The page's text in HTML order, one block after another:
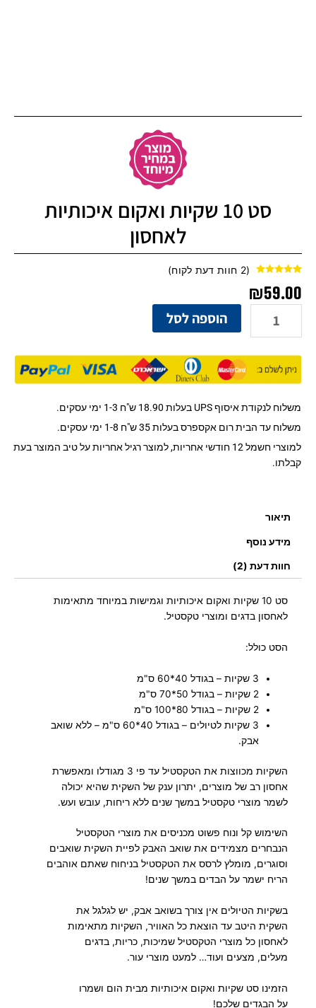
סט 10 שקיות ואקום איכותיות
לאחסון
מתוך 5 מבוסס
עלדירוגים של
לקוחות
(
2 חוות דעת לקוח)
₪59.00
10
שקיות
איכותיות
הוספה לסל
משלוח לנקודת איסוף UPS בעלות 18.90 ש"ח 1-3 ימי עסקים.
משלוח עד הבית רום אקספרס בעלות 35 ש"ח 1-8 ימי עסקים.
למוצרי חשמל 12 חודשי אחריות, למוצר רגיל אחריות על טיב המוצר בעת
קבלתו.
תיאור
מידע נוסף
חוות דעת (2)
סט 10 שקיות ואקום איכותיות וגמישות במיוחד מתאימות
לאחסון בדגים ומוצרי טקסטיל.
הסט כולל:
3 שקיות – בגודל 40*60 ס"מ
2 שקיות – בגודל 50*70 ס"מ
2 שקיות – בגודל 80*100 ס"מ
3 שקיות לטיולים – בגודל 40*60 ס"מ – ללא שואב
אבק.
השקיות מכווצות את הטקסטיל עד פי 3 מגודלו ומאפשרת
אחסון רב של מוצרים, יתרון ענק של השקית שהיא יכולה
לשמר מוצרי טקסטיל במשך שנים ללא ריחות, עובש ועש.
השימוש קל ונוח פשוט מכניסים את מוצרי הטקסטיל
הנבחרים מצמידים את שואב האבק לפיית השקית שואבים
וסוגרים, מומלץ לרסס את הטקסטיל בניחוח שאתם אוהבים
הריח ישמר על הבדים במשך שנים!
בשקיות הטיולים אין צורך בשואב אבק, יש לגלגל את
השקית היטב עד הוצאת כל האוויר, השקיות מתאימות
לאחסון כל מוצרי הטקסטיל שמיכות, כריות, בדגים
מעלים, מצעים ועוד… למעט מוצרי עור.
הזמינו סט שקיות ואקום איכותיות מבית הום ושמרו
על הבגדים שלכם!